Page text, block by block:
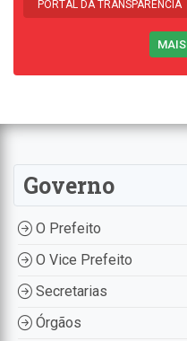
PORTAL DA TRANSPARÊNCIA
Governo
O Prefeito
O Vice Prefeito
Secretarias
Órgãos